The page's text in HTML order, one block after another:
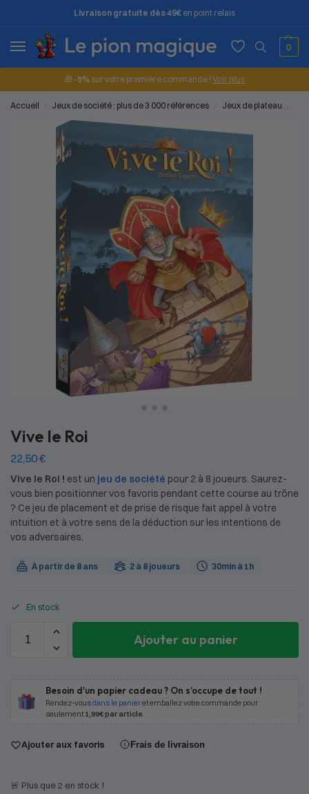
Livraison gratuite dès 49€ en point relais
0
🎁 -5% sur votre première commande ! Voir plus
Accueil Jeux de société : plus de 3 000 références Jeux de plateau
Vive le Roi
22,50€
Vive le Roi ! est un jeu de société pour 2 à 8 joueurs. Saurez-
vous bien positionner vos favoris pendant cette course au trône
? Ce jeu de placement et de prise de risque fait appel à votre
intuition et à votre sens de la déduction sur les intentions de
vos adversaires.
À partir de 8 ans 2 à 8 joueurs 30min à 1h
En stock
Ajouter au panier
Besoin d'un papier cadeau ? On s’occupe de tout !
Rendez-vousdans le panieret emballez votre commande pour
seulement 1,99€ par article.
Ajouter aux favoris Frais de livraison
🚨 Plus que 2 en stock !